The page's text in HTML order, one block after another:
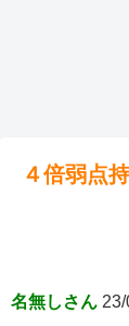
４倍弱点
名無しさん